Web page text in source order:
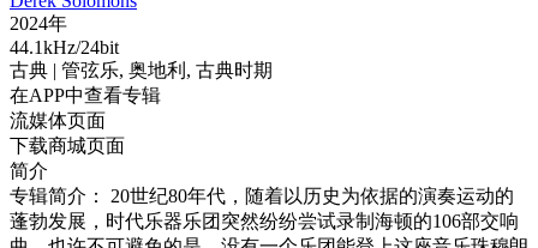
2024年
44.1kHz/24bit
古典 | 管弦乐, 奥地利, 古典时期
在APP中查看专辑
流媒体页面
下载商城页面
简介
专辑简介： 20世纪80年代，随着以历史为依据的演奏运动的
蓬勃发展，时代乐器乐团突然纷纷尝试录制海顿的106部交响